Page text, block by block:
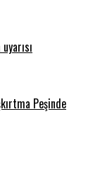
Peşinde